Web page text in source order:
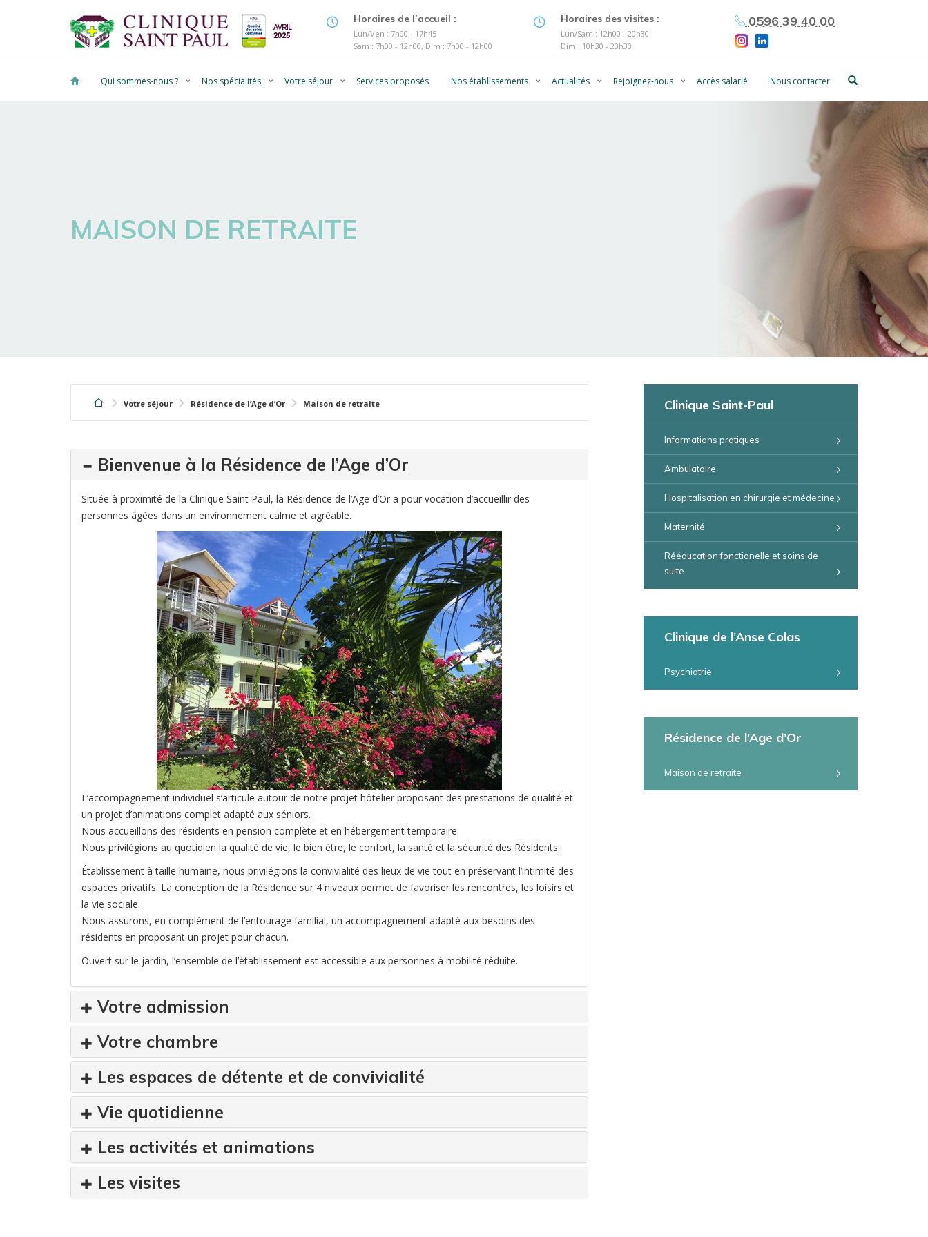
Horaires de l’accueil :
Lun/Ven : 7h00 - 17h45
Sam : 7h00 - 12h00, Dim : 7h00 - 12h00
Horaires des visites :
Lun/Sam : 12h00 - 20h30
Dim : 10h30 - 20h30
0596 39 40 00
Qui sommes-nous ? Nos spécialités Votre séjour Services proposés Nos établissements Actualités Rejoignez-nous Accès salarié Nous contacter
MAISON DE RETRAITE
Votre séjour Résidence de l’Age d’Or Maison de retraite
Bienvenue à la Résidence de l’Age d’Or
Située à proximité de la Clinique Saint Paul, la Résidence de l’Age d’Or a pour vocation d’accueillir des
personnes âgées dans un environnement calme et agréable.
L’accompagnement individuel s’articule autour de notre projet hôtelier proposant des prestations de qualité et
un projet d’animations complet adapté aux séniors.
Nous accueillons des résidents en pension complète et en hébergement temporaire.
Nous privilégions au quotidien la qualité de vie, le bien être, le confort, la santé et la sécurité des Résidents.
Établissement à taille humaine, nous privilégions la convivialité des lieux de vie tout en préservant l’intimité des
espaces privatifs. La conception de la Résidence sur 4 niveaux permet de favoriser les rencontres, les loisirs et
la vie sociale.
Nous assurons, en complément de l’entourage familial, un accompagnement adapté aux besoins des
résidents en proposant un projet pour chacun.
Ouvert sur le jardin, l’ensemble de l’établissement est accessible aux personnes à mobilité réduite.
Votre admission
Votre chambre
Les espaces de détente et de convivialité
Vie quotidienne
Les activités et animations
Les visites
Clinique Saint-Paul
Informations pratiques
Ambulatoire
Hospitalisation en chirurgie et médecine
Maternité
Rééducation fonctionelle et soins de
suite
Clinique de l’Anse Colas
Psychiatrie
Résidence de l’Age d’Or
Maison de retraite